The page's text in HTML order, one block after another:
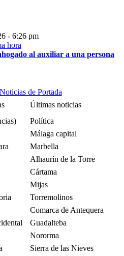
- 6:26 pm
al auxiliar a una persona
Noticias de Portada
Últimas noticias
Política
Málaga capital
Marbella
Alhaurín de la Torre
Cártama
Mijas
Torremolinos
Comarca de Antequera
Guadalteba
Nororma
Sierra de las Nieves